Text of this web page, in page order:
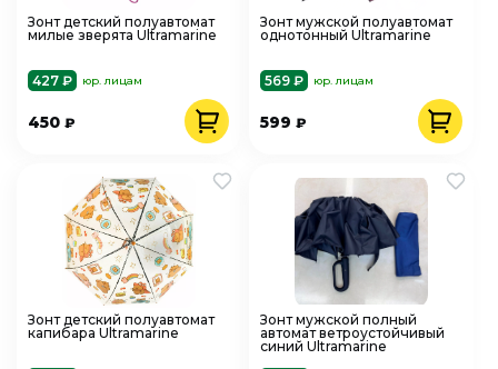
Зонт детский полуавтомат
милые зверята Ultramarine
427 ₽ юр. лицам
450 ₽
Зонт мужской полуавтомат
однотонный Ultramarine
569 ₽ юр. лицам
599₽
Зонт детский полуавтомат
капибара Ultramarine
Зонт мужской полный
автомат ветроустойчивый
синий Ultramarine